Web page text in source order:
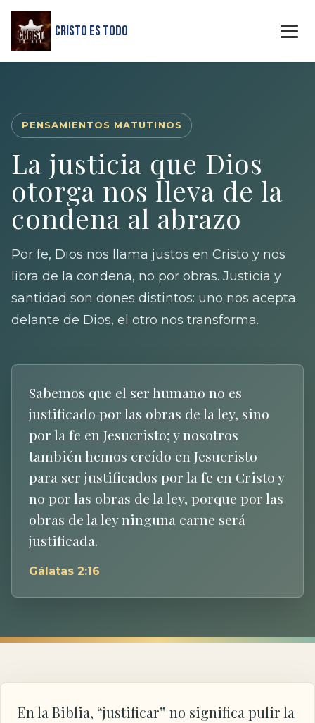
Cristo Es Todo
PENSAMIENTOS MATUTINOS
La justicia que Dios
otorga nos lleva de la
condena al abrazo
Por fe, Dios nos llama justos en Cristo y nos
libra de la condena, no por obras. Justicia y
santidad son dones distintos: uno nos acepta
delante de Dios, el otro nos transforma.
Sabemos que el ser humano no es
justificado por las obras de la ley, sino
por la fe en Jesucristo; y nosotros
también hemos creído en Jesucristo
para ser justificados por la fe en Cristo y
no por las obras de la ley, porque por las
obras de la ley ninguna carne será
justificada.
Gálatas 2:16
En la Biblia, “justificar” no significa pulir la